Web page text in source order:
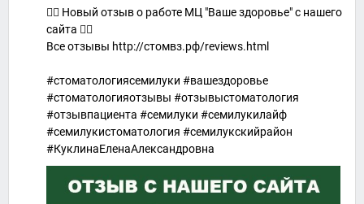
👍🏻 Новый отзыв о работе МЦ "Ваше здоровье" с нашего
сайта 👇🏻
Все отзывы http://стомвз.рф/reviews.html
#стоматологиясемилуки #вашездоровье
#стоматологияотзывы #отзывыстоматология
#отзывпациента #семилуки #семилукилайф
#семилукистоматология #семилукскийрайон
#КуклинаЕленаАлександровна